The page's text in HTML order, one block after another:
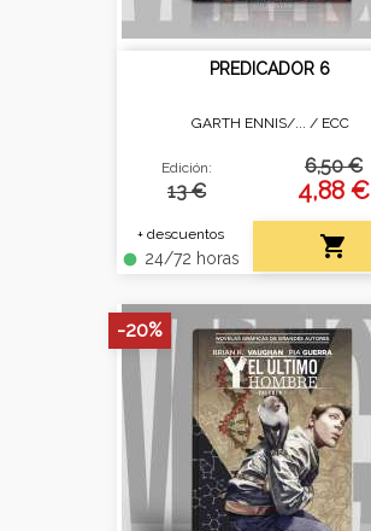
PREDICADOR 6
GARTH ENNIS/... / ECC
Edición:
13 €
+ descuentos
fiber_manual_record 24/72 horas
6,50 €
4,88 €

-20%